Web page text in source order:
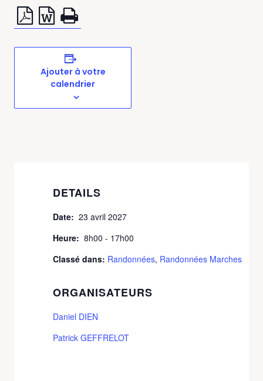
Ajouter à votre
calendrier
DETAILS
Date: 23 avril 2027
Heure: 8h00 - 17h00
Classé dans: Randonnées, Randonnées Marches
ORGANISATEURS
Daniel DIEN
Patrick GEFFRELOT